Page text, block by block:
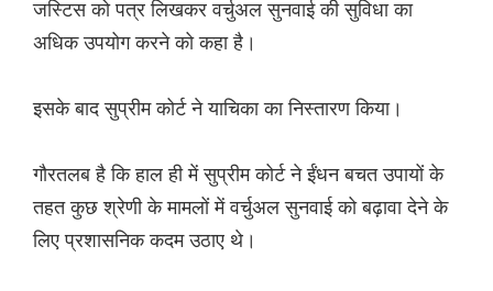
जस्टिस को पत्र लिखकर वर्चुअल सुनवाई की सुविधा का
अधिक उपयोग करने को कहा है।
इसके बाद सुप्रीम कोर्ट ने याचिका का निस्तारण किया।
गौरतलब है कि हाल ही में सुप्रीम कोर्ट ने ईंधन बचत उपायों के
तहत कुछ श्रेणी के मामलों में वर्चुअल सुनवाई को बढ़ावा देने के
लिए प्रशासनिक कदम उठाए थे।